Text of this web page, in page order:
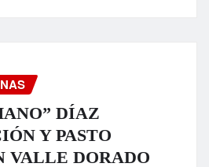
DÍAZ
Y PASTO
VALLE DORADO